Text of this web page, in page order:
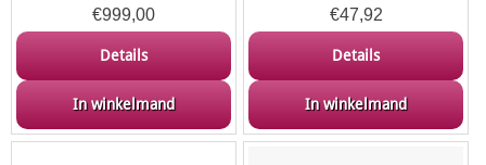
€999,00
Details
In winkelmand
€47,92
Details
In winkelmand